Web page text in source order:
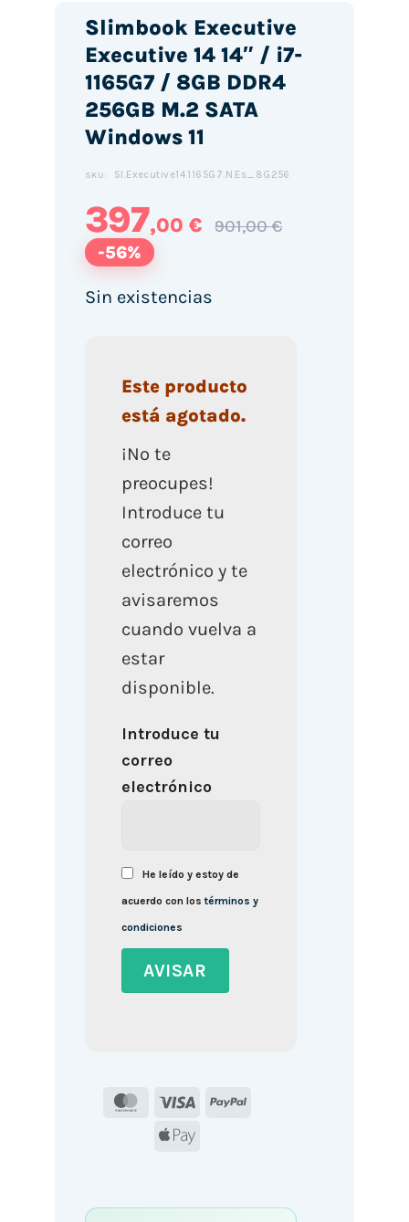
Slimbook Executive
Executive 14 14″ / i7-
1165G7 / 8GB DDR4
256GB M.2 SATA
Windows 11
SKU: Sl.Executive14.1165G7.N.Es_8G256
397,00 € 901,00 €
-56%
Sin existencias
Este producto
está agotado.
¡No te
preocupes!
Introduce tu
correo
electrónico y te
avisaremos
cuando vuelva a
estar
disponible.
Introduce tu
correo
electrónico
He leído y estoy de
acuerdo con lostérminos y
condiciones
MasterCard
Visa
PayPal
Apple